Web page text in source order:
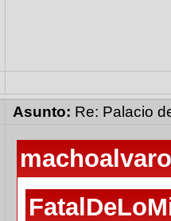
Asunto: Re: Palacio